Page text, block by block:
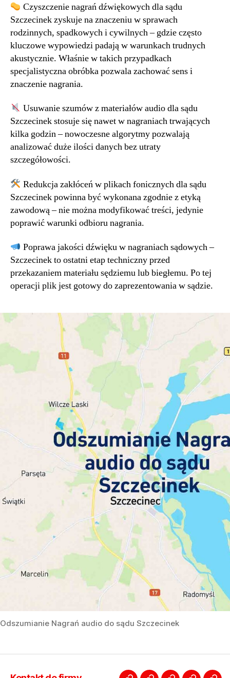
Czyszczenie nagrań dźwiękowych dla sądu
Szczecinek zyskuje na znaczeniu w sprawach
rodzinnych, spadkowych i cywilnych – gdzie często
kluczowe wypowiedzi padają w warunkach trudnych
akustycznie. Właśnie w takich przypadkach
specjalistyczna obróbka pozwala zachować sens i
znaczenie nagrania.
Usuwanie szumów z materiałów audio dla sądu
Szczecinek stosuje się nawet w nagraniach trwających
kilka godzin – nowoczesne algorytmy pozwalają
analizować duże ilości danych bez utraty
szczegółowości.
Redukcja zakłóceń w plikach fonicznych dla sądu
Szczecinek powinna być wykonana zgodnie z etyką
zawodową – nie można modyfikować treści, jedynie
poprawić warunki odbioru nagrania.
Poprawa jakości dźwięku w nagraniach sądowych –
Szczecinek to ostatni etap techniczny przed
przekazaniem materiału sędziemu lub biegłemu. Po tej
operacji plik jest gotowy do zaprezentowania w sądzie.
Odszumianie Nagrań audio do sądu Szczecinek